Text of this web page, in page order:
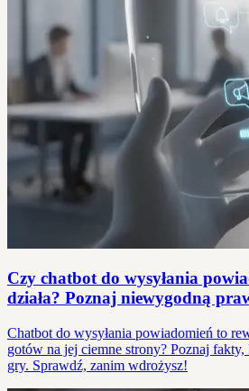
Czy chatbot do wysyłania
działa? Poznaj niewygodną
Chatbot do wysyłania powiadomień to
gotów na jej ciemne strony? Poznaj fakty,
gry. Sprawdź, zanim wdrożysz!